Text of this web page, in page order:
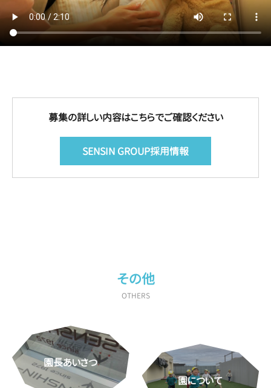
募集の詳しい内容はこちらでご確認ください
SENSIN GROUP採用情報
その他
OTHERS
園長あいさつ
園について